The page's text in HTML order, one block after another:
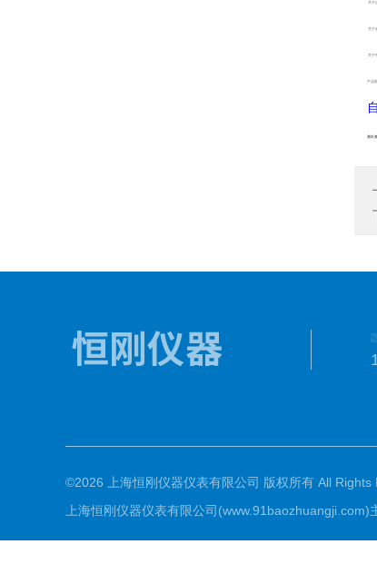
关于
关于
关于
产品
茶叶
©2026 上海恒刚仪器仪表有限公司 版权所有 All Rights
上海恒刚仪器仪表有限公司